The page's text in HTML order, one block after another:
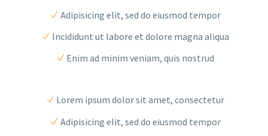
Adipisicing elit, sed do eiusmod tempor
Incididunt ut labore et dolore magna aliqua
Enim ad minim veniam, quis nostrud
Lorem ipsum dolor sit amet, consectetur
Adipisicing elit, sed do eiusmod tempor